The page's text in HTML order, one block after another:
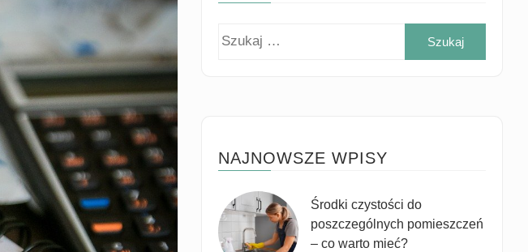
NAJNOWSZE WPISY
Środki czystości do
poszczególnych pomieszczeń
– co warto mieć?